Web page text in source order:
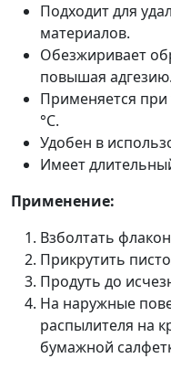
Подходит для
материалов.
Обезжиривает
повышая адгезию.
Применяется при
°С.
Удобен в
Имеет
Применение:
Взболтать
Прикрутить
Продуть до
На наружные
распылителя на
бумажной